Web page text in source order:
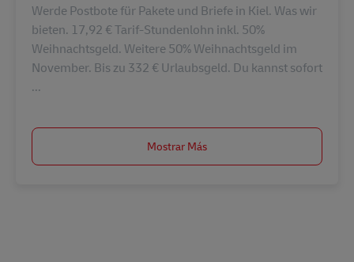
Werde Postbote für Pakete und Briefe in Kiel. Was wir
bieten. 17,92 € Tarif-Stundenlohn inkl. 50%
Weihnachtsgeld. Weitere 50% Weihnachtsgeld im
November. Bis zu 332 € Urlaubsgeld. Du kannst sofort
...
Mostrar Más